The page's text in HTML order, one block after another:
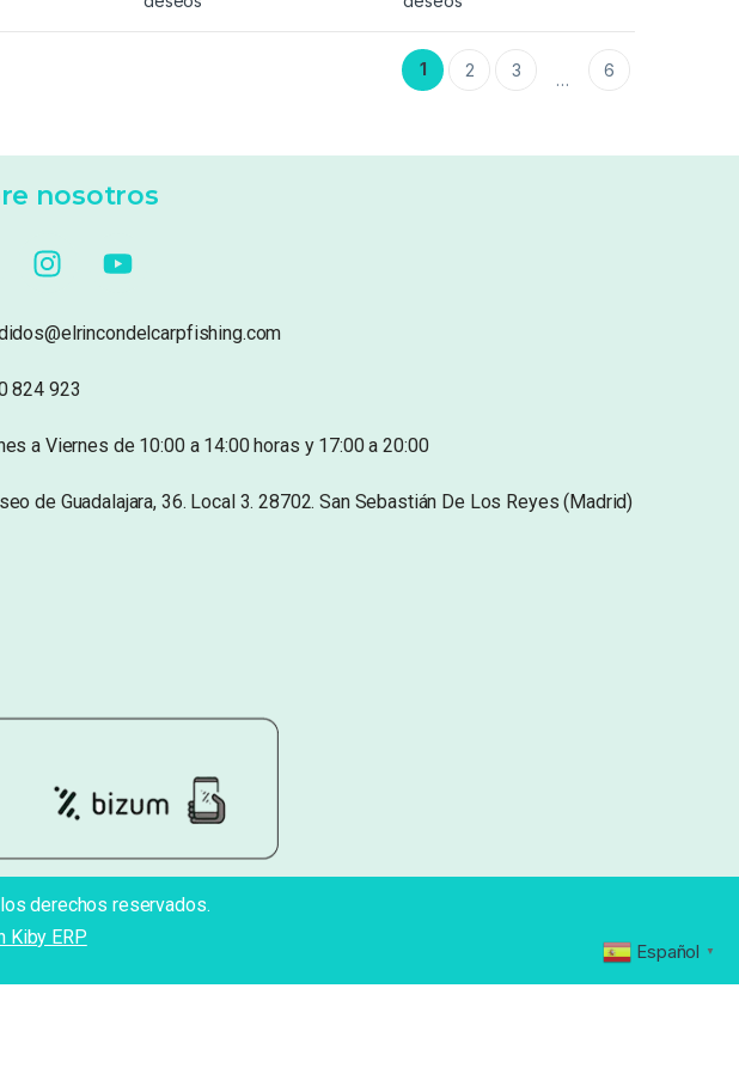
1 2 3 … 6
nosotros
824 923
a Viernes de 10:00 a 14:00 horas y 17:00 a 20:00
de Guadalajara, 36. Local 3. 28702. San Sebastián De Los Reyes (Madrid)
derechos reservados.
Kiby ERP
Español ▼